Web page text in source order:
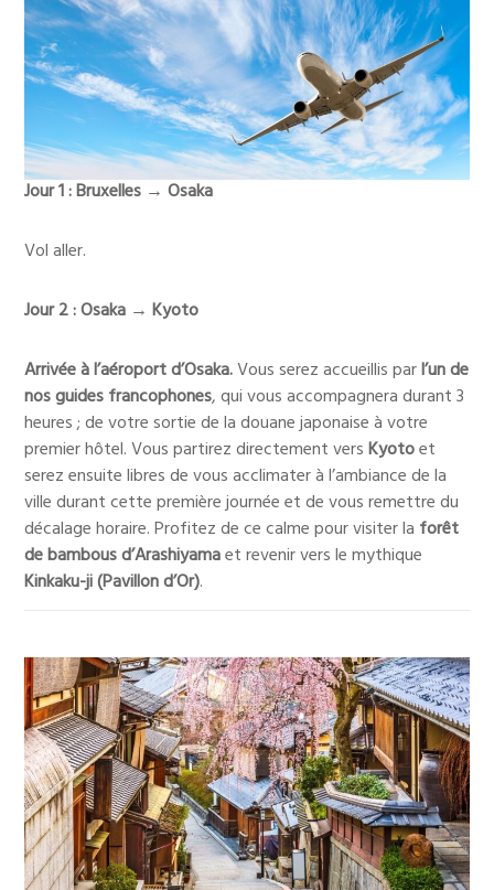
Jour 1 : Bruxelles → Osaka
Vol aller.
Jour 2 : Osaka → Kyoto
Arrivée à l’aéroport d’Osaka.Vous serez accueillis parl’un de
nos guides francophones, qui vous accompagnera durant 3
heures ; de votre sortie de la douane japonaise à votre
premier hôtel. Vous partirez directement versKyotoet
serez ensuite libres de vous acclimater à l’ambiance de la
ville durant cette première journée et de vous remettre du
décalage horaire. Profitez de ce calme pour visiter la forêt
de bambous d’Arashiyamaet revenir vers le mythique
Kinkaku-ji (Pavillon d’Or).